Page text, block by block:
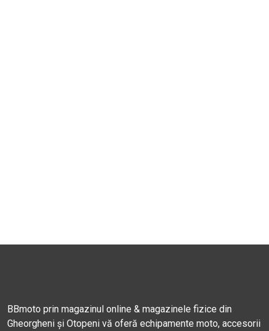
BBmoto prin magazinul online & magazinele fizice din
Gheorgheni și Otopeni vă oferă echipamente moto, accesorii